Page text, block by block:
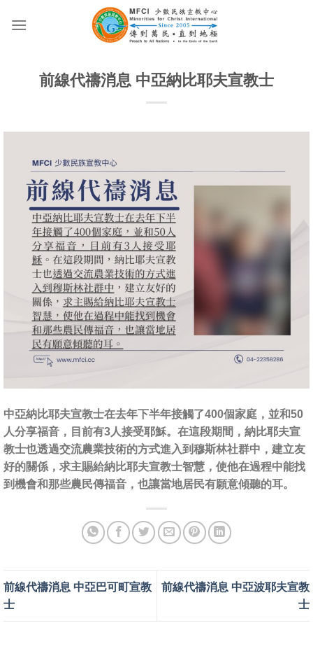
前線代禱消息 中亞納比耶夫宣教士
中亞納比耶夫宣教士在去年下半年接觸了400個家庭，並和50
人分享福音，目前有3人接受耶穌。在這段期間，納比耶夫宣
教士也透過交流農業技術的方式進入到穆斯林社群中，建立友
好的關係，求主賜給納比耶夫宣教士智慧，使他在過程中能找
到機會和那些農民傳福音，也讓當地居民有願意傾聽的耳。
前線代禱消息 中亞巴可町宣教
士
前線代禱消息 中亞波耶夫宣教
士